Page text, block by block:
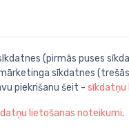
(pirmās puses
sīkdatnes
piekrišanu šeit - sīkdatņu
lietošanas noteikumi.